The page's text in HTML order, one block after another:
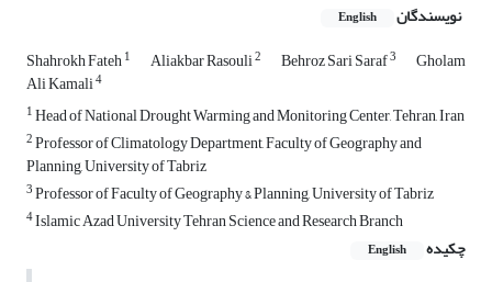
نویسندگان English
Shahrokh Fateh1 Aliakbar Rasouli2 Behroz Sari Saraf3 Gholam
Ali Kamali4
1Head of National Drought Warming and Monitoring Center, Tehran, Iran
2Professor of Climatology Department, Faculty of Geography and
Planning, University of Tabriz
3Professor of Faculty of Geography & Planning, University of Tabriz
4Islamic Azad University Tehran Science and Research Branch
چکیده
English